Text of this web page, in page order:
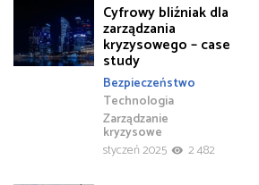
Cyfrowy bliźniak dla
zarządzania
kryzysowego – case
study
Bezpieczeństwo
Technologia
Zarządzanie
kryzysowe
styczeń 2025
2 482